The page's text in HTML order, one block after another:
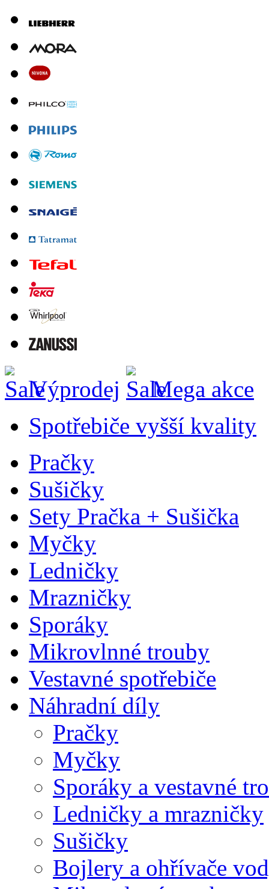
Výprodej
Mega akce
Spotřebiče vyšší kvality
Pračky
Sušičky
Sety Pračka + Sušička
Myčky
Ledničky
Mrazničky
Sporáky
Mikrovlnné trouby
Vestavné spotřebiče
Náhradní díly
Pračky
Myčky
Sporáky a vestavné
Ledničky a mrazničky
Sušičky
Bojlery a ohřívače